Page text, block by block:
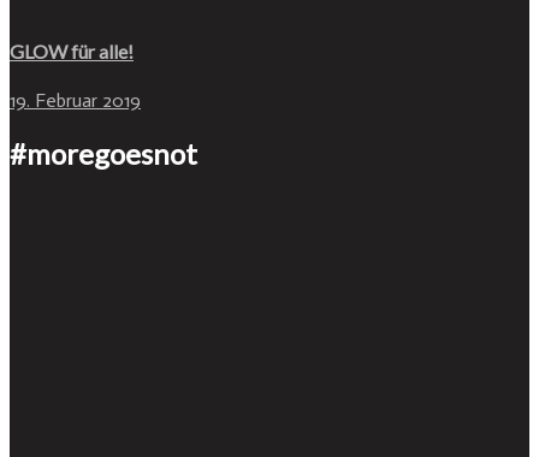
GLOW für alle!
19. Februar 2019
#moregoesnot